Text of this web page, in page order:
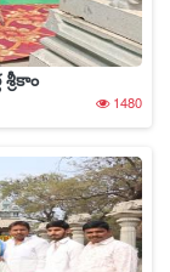
1480